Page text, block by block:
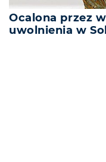
Ocalona przez
uwolnienia w